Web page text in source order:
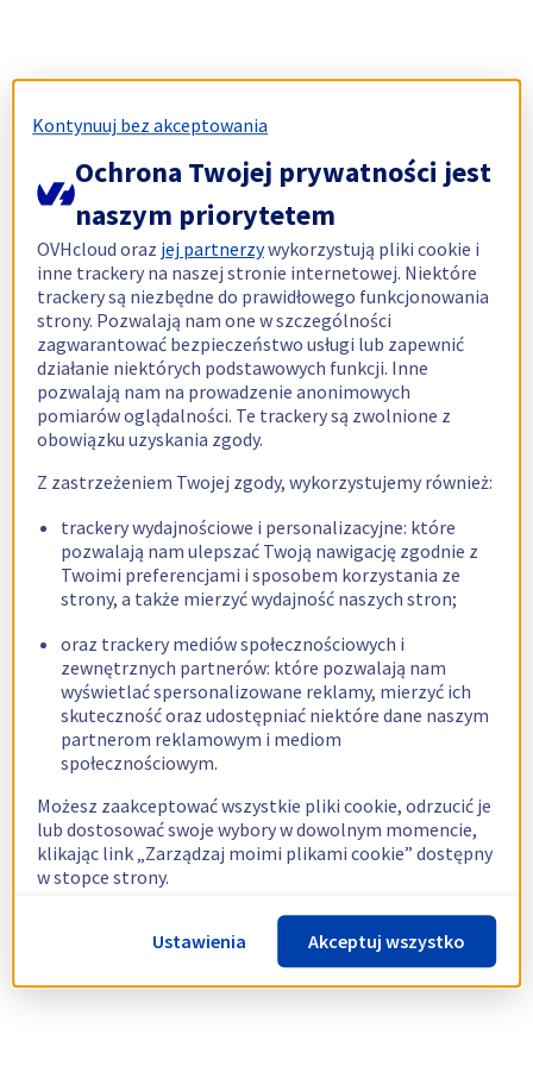
Kontynuuj bez akceptowania
Ochrona Twojej prywatności jest
naszym priorytetem
OVHcloud oraz jej partnerzywykorzystują pliki cookie i
inne trackery na naszej stronie internetowej. Niektóre
trackery są niezbędne do prawidłowego funkcjonowania
strony. Pozwalają nam one w szczególności
zagwarantować bezpieczeństwo usługi lub zapewnić
działanie niektórych podstawowych funkcji. Inne
pozwalają nam na prowadzenie anonimowych
pomiarów oglądalności. Te trackery są zwolnione z
obowiązku uzyskania zgody.
Z zastrzeżeniem Twojej zgody, wykorzystujemy również:
trackery wydajnościowe i personalizacyjne: które
pozwalają nam ulepszać Twoją nawigację zgodnie z
Twoimi preferencjami i sposobem korzystania ze
strony, a także mierzyć wydajność naszych stron;
oraz trackery mediów społecznościowych i
zewnętrznych partnerów: które pozwalają nam
wyświetlać spersonalizowane reklamy, mierzyć ich
skuteczność oraz udostępniać niektóre dane naszym
partnerom reklamowym i mediom
społecznościowym.
Możesz zaakceptować wszystkie pliki cookie, odrzucić je
lub dostosować swoje wybory w dowolnym momencie,
klikając link „Zarządzaj moimi plikami cookie” dostępny
w stopce strony.
Więcej informacji znajdziesz w naszejpolityce
dotyczącej wykorzystywania plików cookie.
Ustawienia Akceptuj wszystko